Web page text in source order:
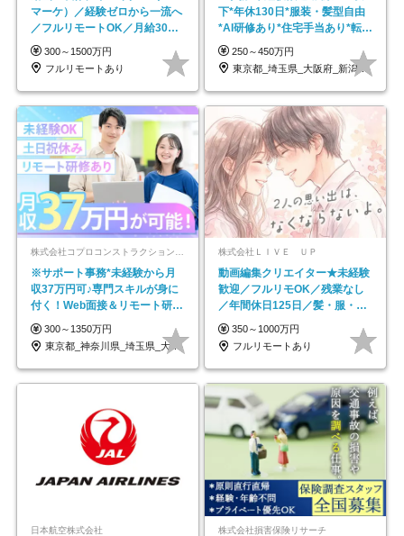
マーケ）／経験ゼロから一流へ
／フルリモートOK／月給30万
円～／年休130日以上
300～1500万円
フルリモートあり
下*年休130日*服装・髪型自由
*AI研修あり*住宅手当あり*転勤
なし
250～450万円
東京都_埼玉県_大阪府_新潟県_福岡県
※サポート事務*未経験から月
収37万円可♪専門スキルが身に
付く！Web面接＆リモート研修
も充実♪/a
300～1350万円
東京都_神奈川県_埼玉県_大阪府_愛知県…
株式会社ＬＩＶＥ ＵＰ
動画編集クリエイター★未経験
歓迎／フルリモOK／残業なし
／年間休日125日／髪・服・ネ
イル自由／研修充実で安心
350～1000万円
フルリモートあり
日本航空株式会社 株式会社損害保険リサーチ